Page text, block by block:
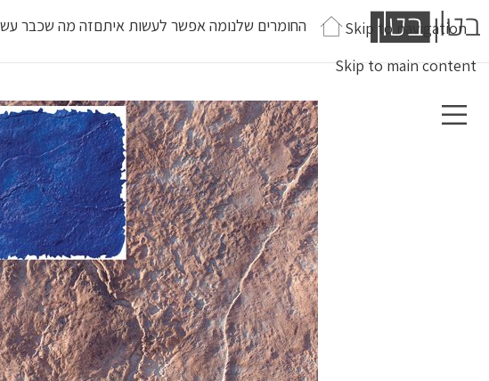
Skip to navigation
Skip to main content
החומרים שלנומה אפשר לעשות איתםזה מה שכבר